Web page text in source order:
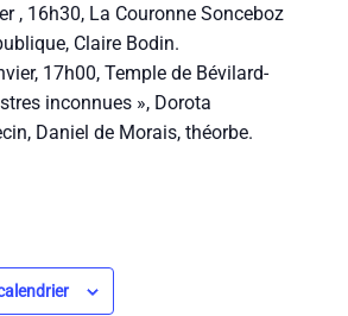
, 16h30, La Couronne Sonceboz
Claire Bodin.
17h00, Temple de Bévilard-
inconnues », Dorota
Daniel de Morais, théorbe.